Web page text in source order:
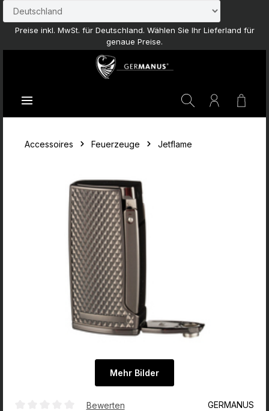
Zum Hauptinhalt springen
Preise inkl. MwSt. für Deutschland. Wählen Sie Ihr Lieferland für
genaue Preise.
Accessoires Feuerzeuge Jetflame
Mehr Bilder
Bewerten GERMANUS